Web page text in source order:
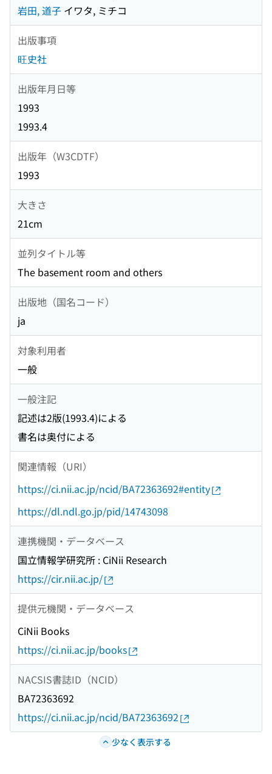
岩田, 道子 イワタ, ミチコ
出版事項
旺史社
出版年月日等
1993
1993.4
出版年（W3CDTF）
1993
大きさ
21cm
並列タイトル等
The basement room and others
出版地（国名コード）
ja
対象利用者
一般
一般注記
記述は2版(1993.4)による
書名は奥付による
関連情報（URI）
https://ci.nii.ac.jp/ncid/BA72363692#entity
https://dl.ndl.go.jp/pid/14743098
連携機関・データベース
国立情報学研究所 : CiNii Research
https://cir.nii.ac.jp/
提供元機関・データベース
CiNii Books
https://ci.nii.ac.jp/books
NACSIS書誌ID（NCID）
BA72363692
https://ci.nii.ac.jp/ncid/BA72363692
少なく表示する